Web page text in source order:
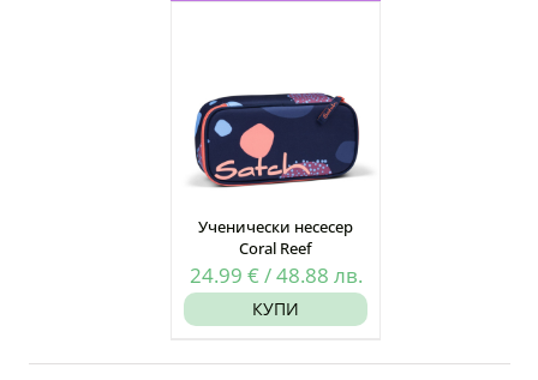
Ученически несесер
Coral Reef
24.99 € /48.88 лв.
КУПИ